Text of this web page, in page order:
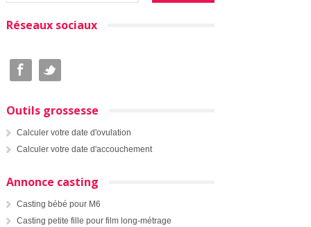
Réseaux sociaux
Outils grossesse
Calculer votre date d'ovulation
Calculer votre date d'accouchement
Annonce casting
Casting bébé pour M6
Casting petite fille pour film long-métrage